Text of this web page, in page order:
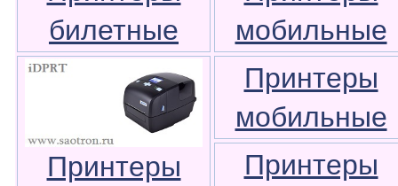
билетные
мобильные
Принтеры
Принтеры
мобильные
Принтеры